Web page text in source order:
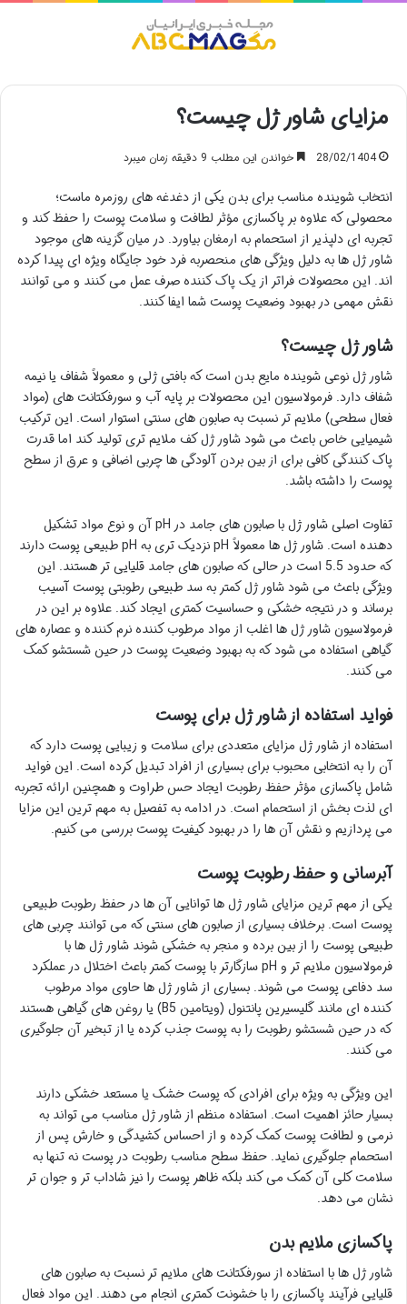
مزایای شاور ژل چیست؟
28/02/1404 خواندن این مطلب 9 دقیقه زمان میبرد
انتخاب شوینده مناسب برای بدن یکی از دغدغه های روزمره ماست؛
محصولی که علاوه بر پاکسازی مؤثر لطافت و سلامت پوست را حفظ کند و
تجربه ای دلپذیر از استحمام به ارمغان بیاورد. در میان گزینه های موجود
شاور ژل ها به دلیل ویژگی های منحصربه فرد خود جایگاه ویژه ای پیدا کرده
اند. این محصولات فراتر از یک پاک کننده صرف عمل می کنند و می توانند
نقش مهمی در بهبود وضعیت پوست شما ایفا کنند.
شاور ژل چیست؟
شاور ژل نوعی شوینده مایع بدن است که بافتی ژلی و معمولاً شفاف یا نیمه
شفاف دارد. فرمولاسیون این محصولات بر پایه آب و سورفکتانت های (مواد
فعال سطحی) ملایم تر نسبت به صابون های سنتی استوار است. این ترکیب
شیمیایی خاص باعث می شود شاور ژل کف ملایم تری تولید کند اما قدرت
پاک کنندگی کافی برای از بین بردن آلودگی ها چربی اضافی و عرق از سطح
پوست را داشته باشد.
تفاوت اصلی شاور ژل با صابون های جامد در pH آن و نوع مواد تشکیل
دهنده است. شاور ژل ها معمولاً pH نزدیک تری به pH طبیعی پوست دارند
که حدود 5.5 است در حالی که صابون های جامد قلیایی تر هستند. این
ویژگی باعث می شود شاور ژل کمتر به سد طبیعی رطوبتی پوست آسیب
برساند و در نتیجه خشکی و حساسیت کمتری ایجاد کند. علاوه بر این در
فرمولاسیون شاور ژل ها اغلب از مواد مرطوب کننده نرم کننده و عصاره های
گیاهی استفاده می شود که به بهبود وضعیت پوست در حین شستشو کمک
می کنند.
فواید استفاده از شاور ژل برای پوست
استفاده از شاور ژل مزایای متعددی برای سلامت و زیبایی پوست دارد که
آن را به انتخابی محبوب برای بسیاری از افراد تبدیل کرده است. این فواید
شامل پاکسازی مؤثر حفظ رطوبت ایجاد حس طراوت و همچنین ارائه تجربه
ای لذت بخش از استحمام است. در ادامه به تفصیل به مهم ترین این مزایا
می پردازیم و نقش آن ها را در بهبود کیفیت پوست بررسی می کنیم.
آبرسانی و حفظ رطوبت پوست
یکی از مهم ترین مزایای شاور ژل ها توانایی آن ها در حفظ رطوبت طبیعی
پوست است. برخلاف بسیاری از صابون های سنتی که می توانند چربی های
طبیعی پوست را از بین برده و منجر به خشکی شوند شاور ژل ها با
فرمولاسیون ملایم تر و pH سازگارتر با پوست کمتر باعث اختلال در عملکرد
سد دفاعی پوست می شوند. بسیاری از شاور ژل ها حاوی مواد مرطوب
کننده ای مانند گلیسیرین پانتنول (ویتامین B5) یا روغن های گیاهی هستند
که در حین شستشو رطوبت را به پوست جذب کرده یا از تبخیر آن جلوگیری
می کنند.
این ویژگی به ویژه برای افرادی که پوست خشک یا مستعد خشکی دارند
بسیار حائز اهمیت است. استفاده منظم از شاور ژل مناسب می تواند به
نرمی و لطافت پوست کمک کرده و از احساس کشیدگی و خارش پس از
استحمام جلوگیری نماید. حفظ سطح مناسب رطوبت در پوست نه تنها به
سلامت کلی آن کمک می کند بلکه ظاهر پوست را نیز شاداب تر و جوان تر
نشان می دهد.
پاکسازی ملایم بدن
شاور ژل ها با استفاده از سورفکتانت های ملایم تر نسبت به صابون های
قلیایی فرآیند پاکسازی را با خشونت کمتری انجام می دهند. این مواد فعال